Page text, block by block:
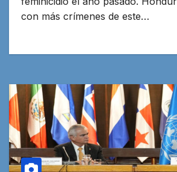
con más crímenes de este…